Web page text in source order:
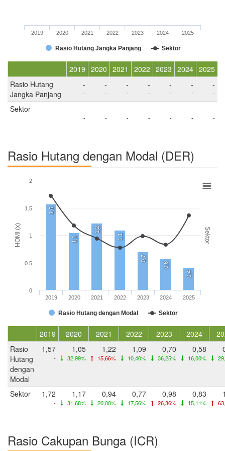
Rasio Hutang Jangka Panjang Sektor
2019 2020 2021 2022 2023 2024 2025
2019 2020 2021 2022 2023 2024 2025
Rasio Hutang
Jangka Panjang
-
-
-
-
-
-
-
-
-
-
-
-
-
-
Sektor -
-
-
-
-
-
-
-
-
-
-
-
-
-
Rasio Hutang dengan Modal (DER)
HOMI (x) Sektor
1,6
1,1
1,2
1,1
0,7
0,6
0,4
Rasio Hutang dengan Modal Sektor
2019 2020 2021 2022 2023 2024 2025
0
0.5
1
1.5
2
2019 2020 2021 2022 2023 2024
Rasio
Hutang
dengan
Modal
1,57
-
1,05
32,99%
1,22
15,66%
1,09
10,40%
0,70
36,25%
0,58
16,00%
Sektor 1,72
-
1,17
31,68%
0,94
20,00%
0,77
17,56%
0,98
26,36%
0,83
15,11%
Rasio Cakupan Bunga (ICR)